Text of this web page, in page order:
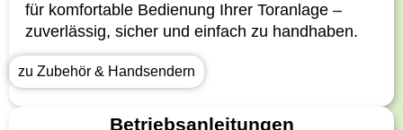
für komfortable Bedienung Ihrer Toranlage –
zuverlässig, sicher und einfach zu handhaben.
zu Zubehör & Handsendern
Betriebsanleitungen